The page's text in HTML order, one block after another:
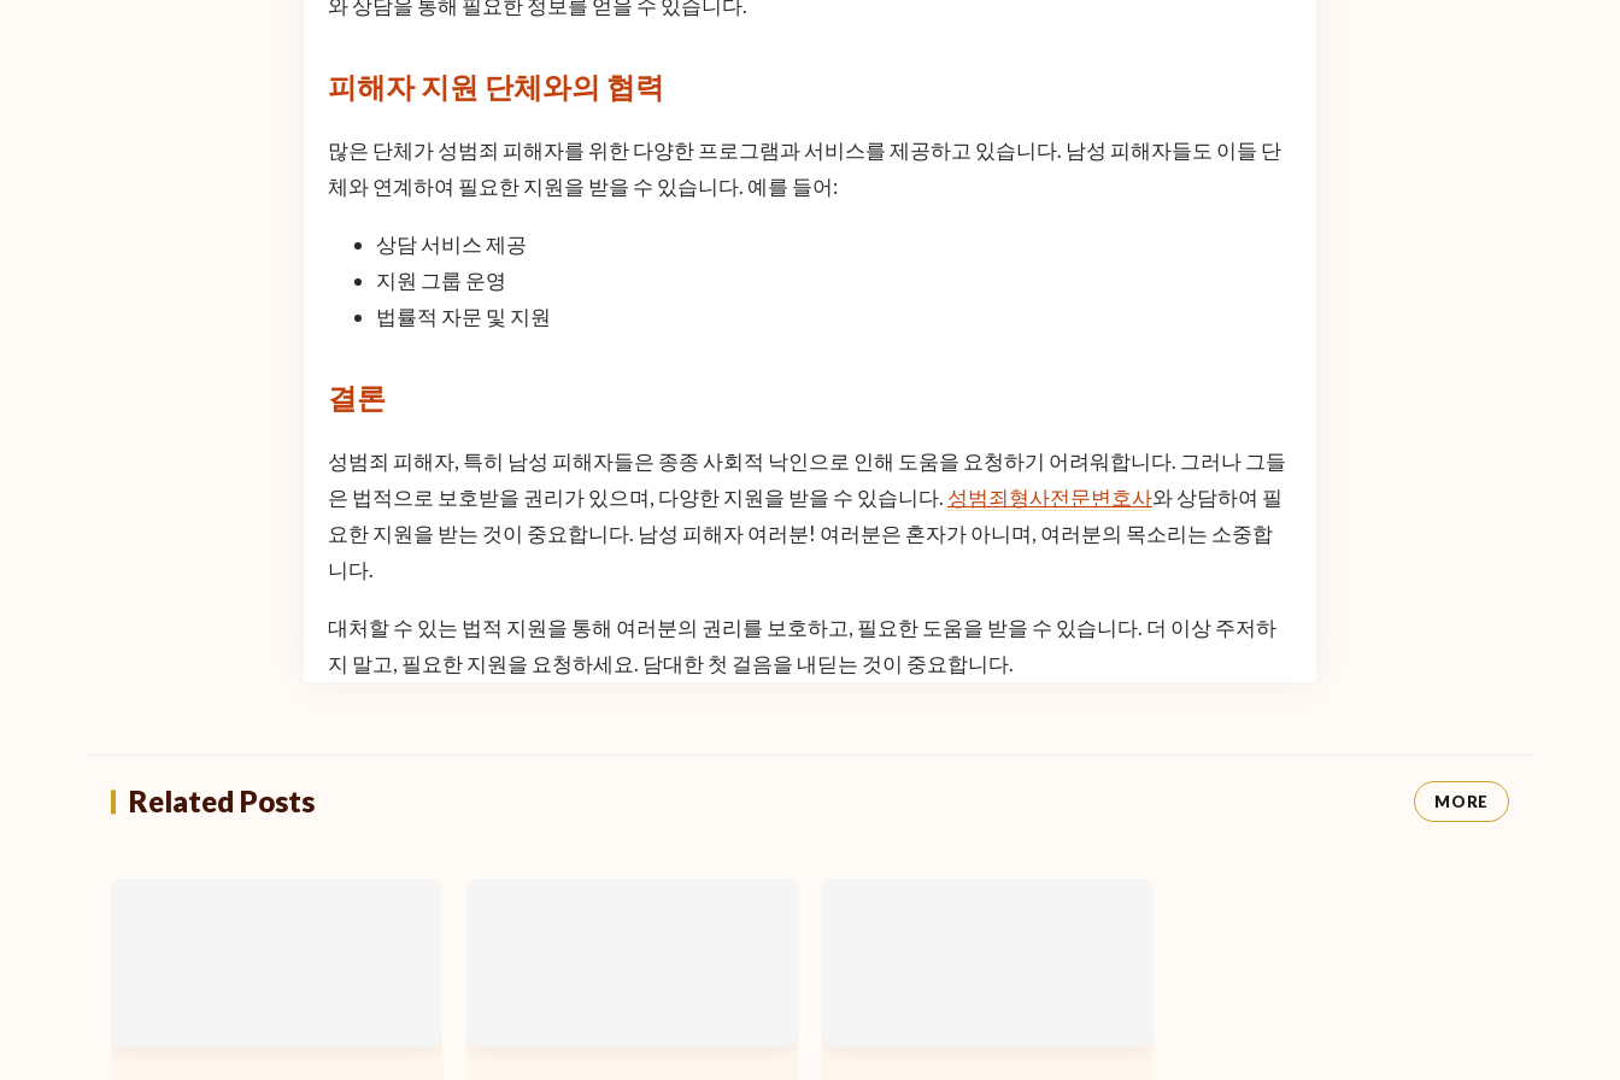
와 상담을 통해 필요한 정보를 얻을 수 있습니다.
피해자 지원 단체와의 협력
많은 단체가 성범죄 피해자를 위한 다양한 프로그램과 서비스를 제공하고 있습니다. 남성 피해자들도 이들 단
체와 연계하여 필요한 지원을 받을 수 있습니다. 예를 들어:
상담 서비스 제공
지원 그룹 운영
법률적 자문 및 지원
결론
성범죄 피해자, 특히 남성 피해자들은 종종 사회적 낙인으로 인해 도움을 요청하기 어려워합니다. 그러나 그들
은 법적으로 보호받을 권리가 있으며, 다양한 지원을 받을 수 있습니다. 성범죄형사전문변호사와 상담하여 필
요한 지원을 받는 것이 중요합니다. 남성 피해자 여러분! 여러분은 혼자가 아니며, 여러분의 목소리는 소중합
니다.
대처할 수 있는 법적 지원을 통해 여러분의 권리를 보호하고, 필요한 도움을 받을 수 있습니다. 더 이상 주저하
지 말고, 필요한 지원을 요청하세요. 담대한 첫 걸음을 내딛는 것이 중요합니다.
Related Posts MORE